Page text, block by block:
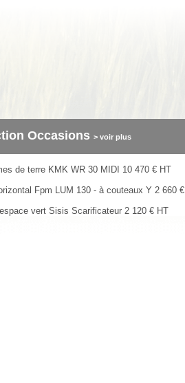
Occasions > voir plus
de terre KMK WR 30 MIDI 10 470 € HT
Fpm LUM 130 - à couteaux Y 2 660 €
vert Sisis Scarificateur 2 120 € HT